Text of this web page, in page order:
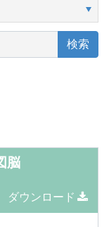
脳
ダウンロード